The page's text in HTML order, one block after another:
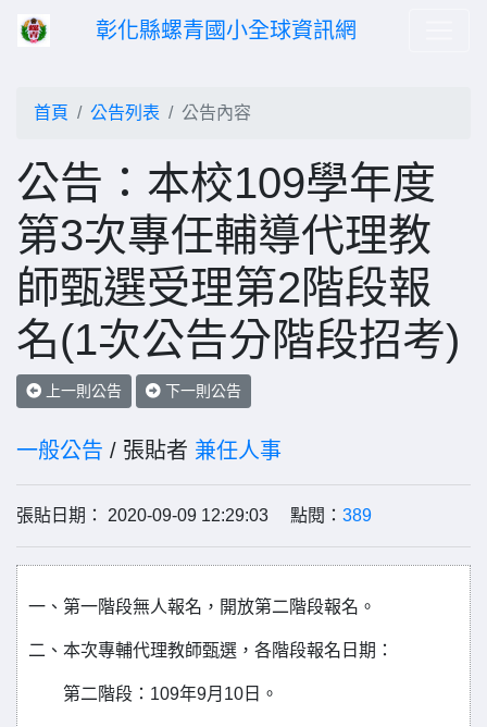
彰化縣螺青國小全球資訊網
首頁 公告列表 公告內容
公告：本校109學年度
第3次專任輔導代理教
師甄選受理第2階段報
名(1次公告分階段招考)
上一則公告 下一則公告
一般公告 / 張貼者 兼任人事
張貼日期： 2020-09-09 12:29:03 點閱： 389
一、第一階段無人報名，開放第二階段報名。
二、本次專輔代理教師甄選，各階段報名日期：
第二階段：109年9月10日。